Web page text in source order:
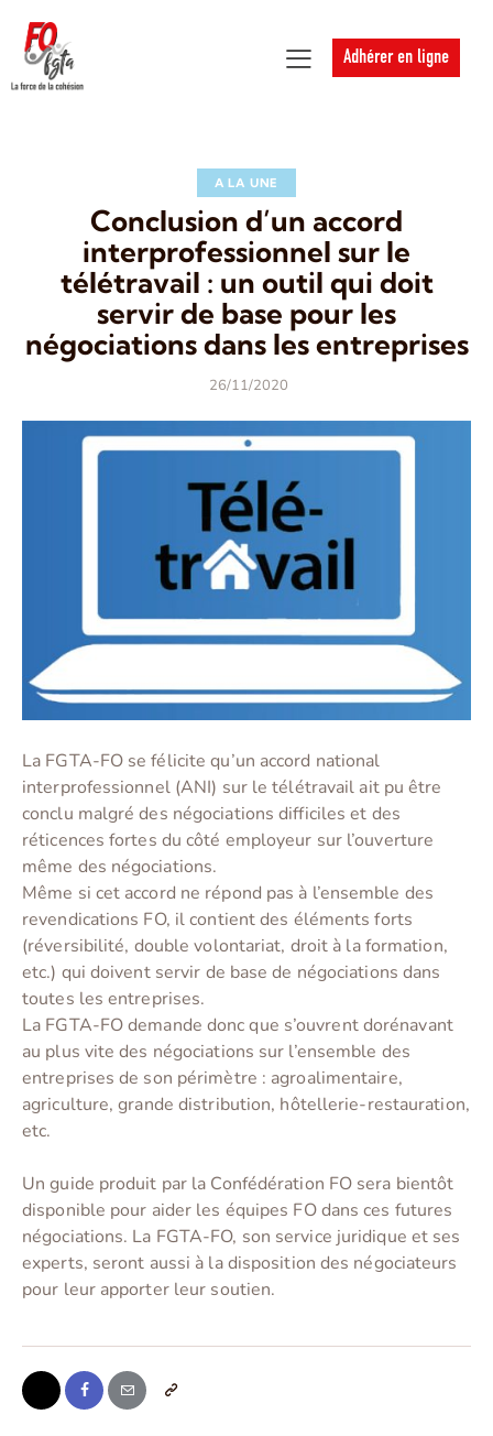
Adhérer en ligne
A LA UNE
Conclusion d’un accord
interprofessionnel sur le
télétravail : un outil qui doit
servir de base pour les
négociations dans les entreprises
26/11/2020
La FGTA-FO se félicite qu’un accord national
interprofessionnel (ANI) sur le télétravail ait pu être
conclu malgré des négociations difficiles et des
réticences fortes du côté employeur sur l’ouverture
même des négociations.
Même si cet accord ne répond pas à l’ensemble des
revendications FO, il contient des éléments forts
(réversibilité, double volontariat, droit à la formation,
etc.) qui doivent servir de base de négociations dans
toutes les entreprises.
La FGTA-FO demande donc que s’ouvrent dorénavant
au plus vite des négociations sur l’ensemble des
entreprises de son périmètre : agroalimentaire,
agriculture, grande distribution, hôtellerie-restauration,
etc.
Un guide produit par la Confédération FO sera bientôt
disponible pour aider les équipes FO dans ces futures
négociations. La FGTA-FO, son service juridique et ses
experts, seront aussi à la disposition des négociateurs
pour leur apporter leur soutien.